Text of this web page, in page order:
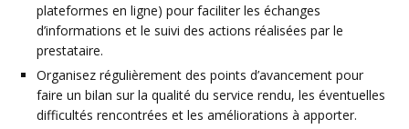
plateformes en ligne) pour faciliter les échanges
d’informations et le suivi des actions réalisées par le
prestataire.
Organisez régulièrement des points d’avancement pour
faire un bilan sur la qualité du service rendu, les éventuelles
difficultés rencontrées et les améliorations à apporter.